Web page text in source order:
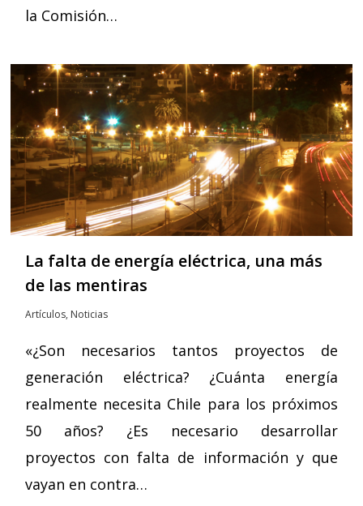
la Comisión…
La falta de energía eléctrica, una más
de las mentiras
Artículos, Noticias
«¿Son necesarios tantos proyectos de
generación eléctrica? ¿Cuánta energía
realmente necesita Chile para los próximos
50 años? ¿Es necesario desarrollar
proyectos con falta de información y que
vayan en contra…